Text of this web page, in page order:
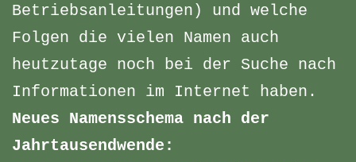
Betriebsanleitungen) und welche
Folgen die vielen Namen auch
heutzutage noch bei der Suche nach
Informationen im Internet haben.
Neues Namensschema nach der
Jahrtausendwende: